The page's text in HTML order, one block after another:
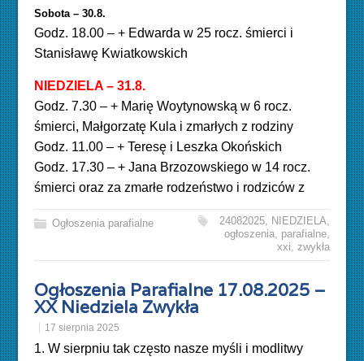
Sobota – 30.8.
Godz. 18.00 – + Edwarda w 25 rocz. śmierci i
Stanisławę Kwiatkowskich
NIEDZIELA – 31.8.
Godz. 7.30 – + Marię Woytynowską w 6 rocz.
śmierci, Małgorzatę Kula i zmarłych z rodziny
Godz. 11.00 – + Teresę i Leszka Okońskich
Godz. 17.30 – + Jana Brzozowskiego w 14 rocz.
śmierci oraz za zmarłe rodzeństwo i rodziców z
Ogłoszenia parafialne 24082025, NIEDZIELA,
ogłoszenia, parafialne,
xxi, zwykła
Ogłoszenia Parafialne 17.08.2025 –
XX Niedziela Zwykła
17 sierpnia 2025
1. W sierpniu tak często nasze myśli i modlitwy